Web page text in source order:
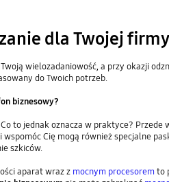
dla Twojej
wielozadaniowość, a przy okazji
do Twoich potrzeb.
biznesowy?
Co to jednak oznacza w praktyce?
Cię mogą również specjalne
szkiców.
aparat wraz z mocnym procesorem to